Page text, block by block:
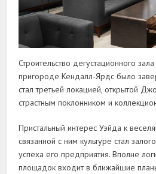
Строительство дегустационного
пригороде Кендалл-Ярдс было
стал третьей локацией, открытой
страстным поклонником и
Пристальный интерес Уэйда к
связанной с ним культуре стал
успеха его предприятия. Вполне
площадок входит в ближайшие